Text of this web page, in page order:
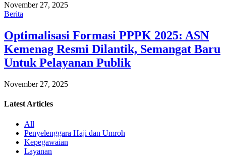
November 27, 2025
Berita
Optimalisasi Formasi PPPK 2025: ASN
Kemenag Resmi Dilantik, Semangat Baru
Untuk Pelayanan Publik
November 27, 2025
Latest Articles
All
Penyelenggara Haji dan Umroh
Kepegawaian
Layanan